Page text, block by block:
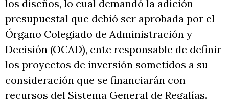
los diseños, lo cual demandó la adición
presupuestal que debió ser aprobada por el
Órgano Colegiado de Administración y
Decisión (OCAD), ente responsable de definir
los proyectos de inversión sometidos a su
consideración que se financiarán con
recursos del Sistema General de Regalías.